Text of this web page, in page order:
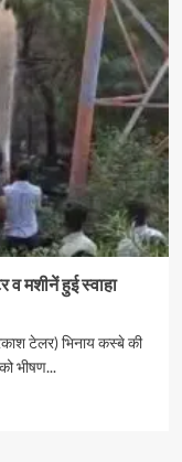
मशीनें हुई स्वाहा
टेलर) भिनाय कस्बे की
भीषण...